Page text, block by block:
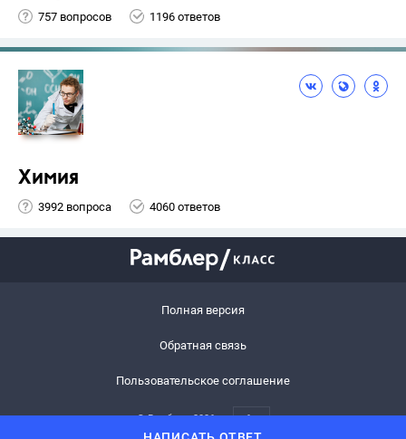
757 вопросов 1196 ответов
Химия
3992 вопроса 4060 ответов
Полная версия
Обратная связь
Пользовательское соглашение
© Рамблер,2026 6+